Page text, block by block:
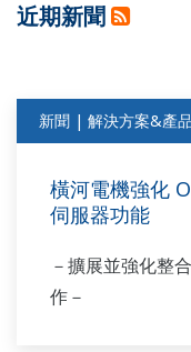
近期新聞
新聞 | 解決方案&產
橫河電機強化
伺服器功能
－擴展並強化整
作－